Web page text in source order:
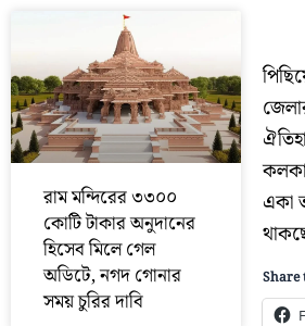
রাম মন্দিরের ৩৩০০
কোটি টাকার অনুদানের
হিসেব মিলে গেল
অডিটে, নগদ গোনার
সময় চুরির দাবি
একা
Share